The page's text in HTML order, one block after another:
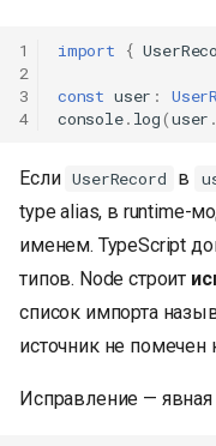
1
2
3
4
import {
const user :
console. log(user .
Если UserRecord в
type alias, в runtime-
именем. TypeScript
типов. Node строит
список импорта
источник не помечен
Исправление — явная